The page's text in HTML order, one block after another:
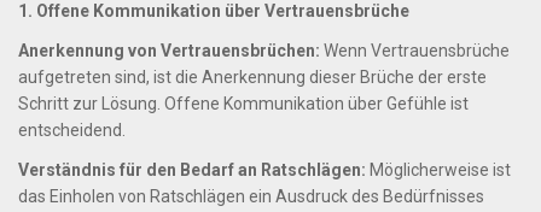
1. Offene Kommunikation über Vertrauensbrüche
Anerkennung von Vertrauensbrüchen: Wenn Vertrauensbrüche
aufgetreten sind, ist die Anerkennung dieser Brüche der erste
Schritt zur Lösung. Offene Kommunikation über Gefühle ist
entscheidend.
Verständnis für den Bedarf an Ratschlägen: Möglicherweise ist
das Einholen von Ratschlägen ein Ausdruck des Bedürfnisses